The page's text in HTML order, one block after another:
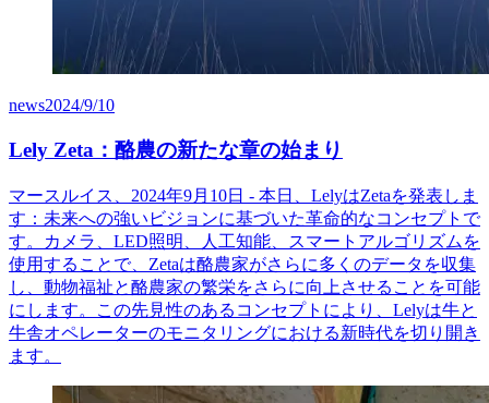
news2024/9/10
Lely Zeta：酪農の新たな章の始まり
マースルイス、2024年9月10日 - 本日、LelyはZetaを発表しま
す：未来への強いビジョンに基づいた革命的なコンセプトで
す。カメラ、LED照明、人工知能、スマートアルゴリズムを
使用することで、Zetaは酪農家がさらに多くのデータを収集
し、動物福祉と酪農家の繁栄をさらに向上させることを可能
にします。この先見性のあるコンセプトにより、Lelyは牛と
牛舎オペレーターのモニタリングにおける新時代を切り開き
ます。